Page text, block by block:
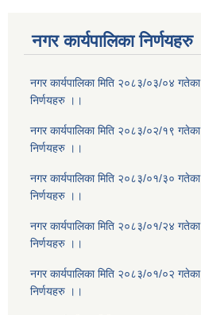
नगर कार्यपालिका निर्णयहरु
नगर कार्यपालिका मिति २०८३/०३/०४ गतेका
निर्णयहरु ।।
नगर कार्यपालिका मिति २०८३/०२/१९ गतेका
निर्णयहरु ।।
नगर कार्यपालिका मिति २०८३/०१/३० गतेका
निर्णयहरु ।।
नगर कार्यपालिका मिति २०८३/०१/२४ गतेका
निर्णयहरु ।।
नगर कार्यपालिका मिति २०८३/०१/०२ गतेका
निर्णयहरु ।।